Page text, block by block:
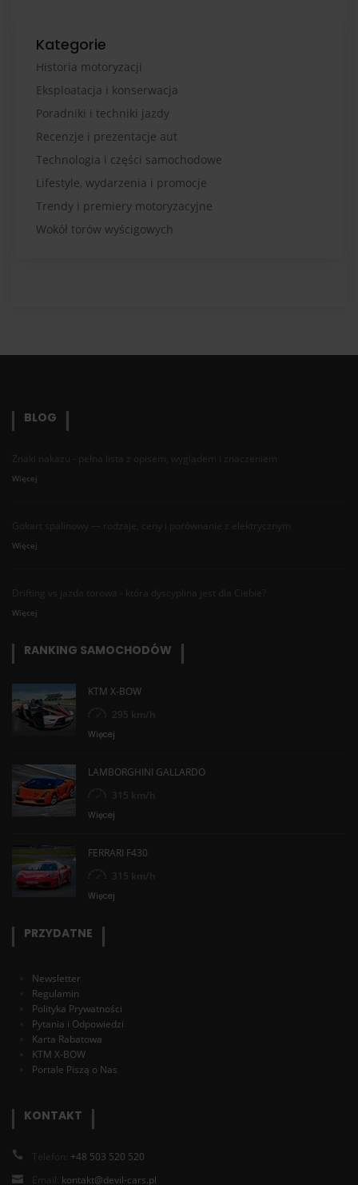
Kategorie
Historia motoryzacji
Eksploatacja i konserwacja
Poradniki i techniki jazdy
Recenzje i prezentacje aut
Technologia i części samochodowe
Lifestyle, wydarzenia i promocje
Trendy i premiery motoryzacyjne
Wokół torów wyścigowych
BLOG
Znaki nakazu - pełna lista z opisem, wyglądem i znaczeniem
Więcej
Gokart spalinowy — rodzaje, ceny i porównanie z elektrycznym
Więcej
Drifting vs jazda torowa - która dyscyplina jest dla Ciebie?
Więcej
RANKING SAMOCHODÓW
KTM X-BOW
295 km/h
Więcej
LAMBORGHINI GALLARDO
315 km/h
Więcej
FERRARI F430
315 km/h
Więcej
PRZYDATNE
Newsletter
Regulamin
Polityka Prywatności
Pytania i Odpowiedzi
Karta Rabatowa
KTM X-BOW
Portale Piszą o Nas
KONTAKT
Telefon: +48 503 520 520
Email: kontakt@devil-cars.pl